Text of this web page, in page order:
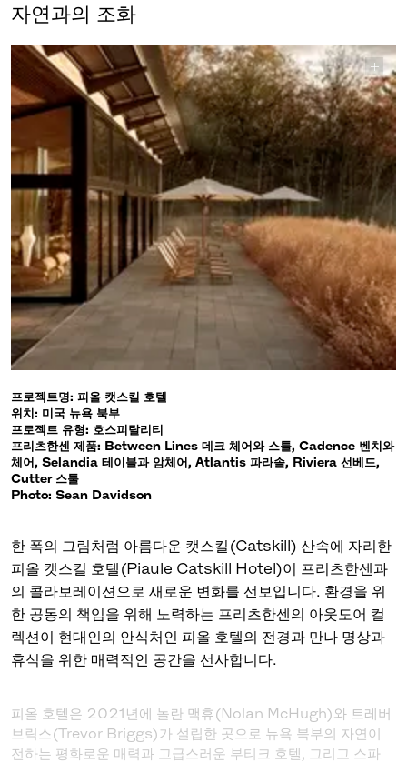
자연과의 조화
프로젝트명: 피올 캣스킬 호텔
위치: 미국 뉴욕 북부
프로젝트 유형: 호스피탈리티
프리츠한센 제품: Between Lines 데크 체어와 스툴, Cadence 벤치와
체어, Selandia 테이블과 암체어, Atlantis 파라솔, Riviera 선베드,
Cutter 스툴
Photo: Sean Davidson
한 폭의 그림처럼 아름다운 캣스킬(Catskill) 산속에 자리한
피올 캣스킬 호텔(Piaule Catskill Hotel)이 프리츠한센과
의 콜라보레이션으로 새로운 변화를 선보입니다. 환경을 위
한 공동의 책임을 위해 노력하는 프리츠한센의 아웃도어 컬
렉션이 현대인의 안식처인 피올 호텔의 전경과 만나 명상과
휴식을 위한 매력적인 공간을 선사합니다.
피올 호텔은 2021년에 놀란 맥휴(Nolan McHugh)와 트레버
브릭스(Trevor Briggs)가 설립한 곳으로 뉴욕 북부의 자연이
전하는 평화로운 매력과 고급스러운 부티크 호텔, 그리고 스파